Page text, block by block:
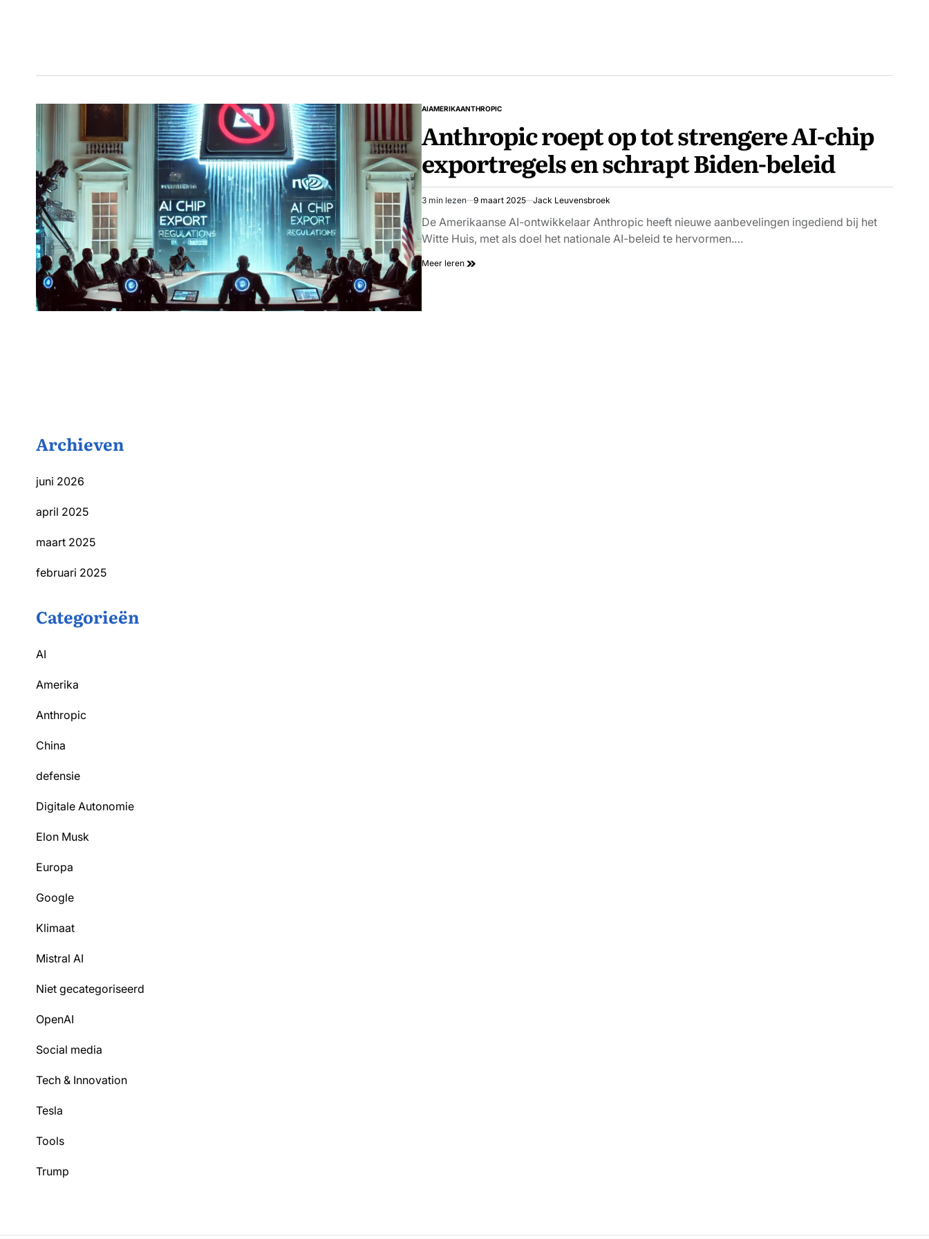
GEPLAATST
AIAMERIKAANTHROPIC
Anthropic roept op tot strengere AI-chip
exportregels en schrapt Biden-beleid
Geschatte
leestijd
3 min lezen 9 maart 2025 Jack Leuvensbroek
De Amerikaanse AI-ontwikkelaar Anthropic heeft nieuwe aanbevelingen ingediend bij het
Witte Huis, met als doel het nationale AI-beleid te hervormen.…
Meer leren
Archieven
juni 2026
april 2025
maart 2025
februari 2025
Categorieën
AI
Amerika
Anthropic
China
defensie
Digitale Autonomie
Elon Musk
Europa
Google
Klimaat
Mistral AI
Niet gecategoriseerd
OpenAI
Social media
Tech & Innovation
Tesla
Tools
Trump